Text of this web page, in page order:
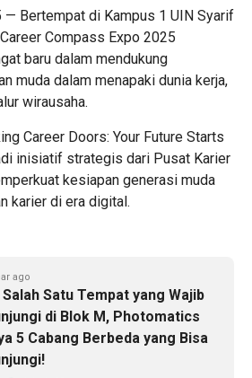
— Bertempat di Kampus 1 UIN Syarif
Compass Expo 2025
baru dalam mendukung
muda dalam menapaki dunia kerja,
wirausaha.
Career Doors: Your Future Starts
inisiatif strategis dari Pusat Karier
kesiapan generasi muda
karier di era digital.
ago
Satu Tempat yang Wajib
di Blok M, Photomatics
5 Cabang Berbeda yang Bisa